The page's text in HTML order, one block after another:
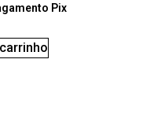
Pix